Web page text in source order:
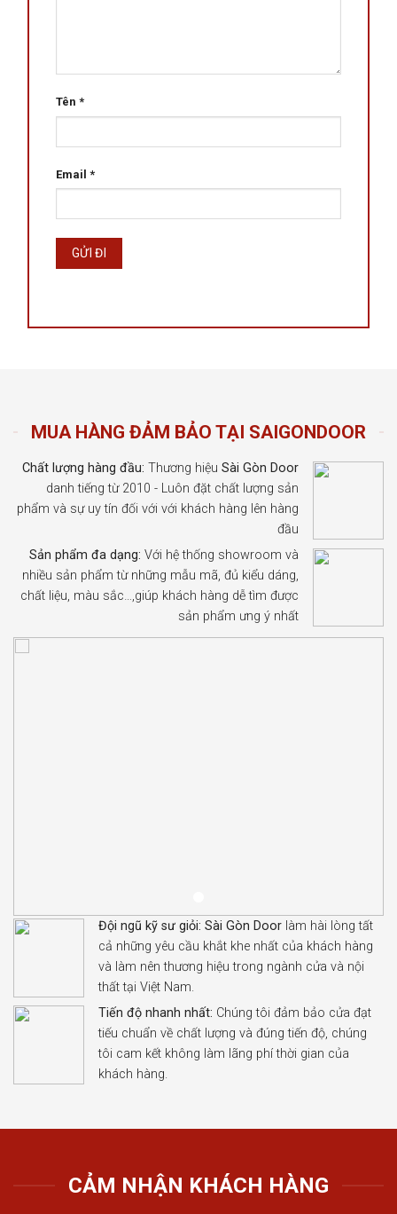
Tên *
Email *
MUA HÀNG ĐẢM BẢO TẠI SAIGONDOOR
Chất lượng hàng đầu: Thương hiệu Sài Gòn Door
danh tiếng từ 2010 - Luôn đặt chất lượng sản
phẩm và sự uy tín đối với với khách hàng lên hàng
đầu
Sản phẩm đa dạng: Với hệ thống showroom và
nhiều sản phẩm từ những mẫu mã, đủ kiểu dáng,
chất liệu, màu sắc…,giúp khách hàng dễ tìm được
sản phẩm ưng ý nhất
Đội ngũ kỹ sư giỏi: Sài Gòn Door làm hài lòng tất
cả những yêu cầu khắt khe nhất của khách hàng
và làm nên thương hiệu trong ngành cửa và nội
thất tại Việt Nam.
Tiến độ nhanh nhất: Chúng tôi đảm bảo cửa đạt
tiếu chuẩn về chất lượng và đúng tiến độ, chúng
tôi cam kết không làm lãng phí thời gian của
khách hàng.
CẢM NHẬN KHÁCH HÀNG